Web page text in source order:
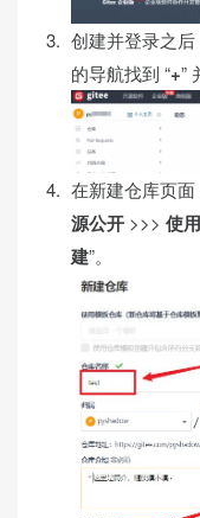
创建并登录之
的导航找到 “+”
在新建仓库页面
源公开 >>> 使
建”。